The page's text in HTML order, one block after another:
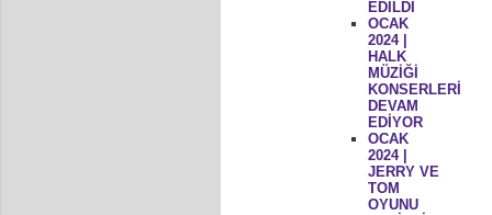
EDİLDİ
OCAK
2024 |
HALK
MÜZİĞİ
KONSERLERİ
DEVAM
EDİYOR
OCAK
2024 |
JERRY VE
TOM
OYUNU